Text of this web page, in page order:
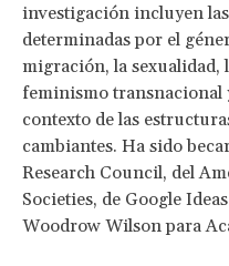
investigación incluyen
determinadas por el
migración, la sexualidad,
feminismo transnacional
contexto de las
cambiantes. Ha sido
Research Council, del
Societies, de Google
Woodrow Wilson para